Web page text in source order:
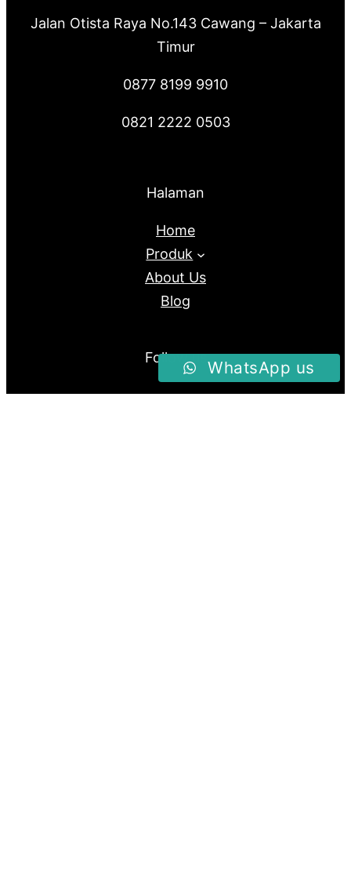
Jalan Otista Raya No.143 Cawang – Jakarta
Timur
0877 8199 9910
0821 2222 0503
Halaman
Home
Produk
About Us
Blog
Follow us
WhatsApp us